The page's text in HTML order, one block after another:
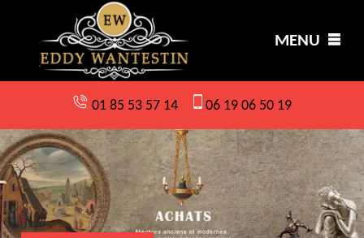
MENU
01 85 53 57 14 06 19 06 50 19